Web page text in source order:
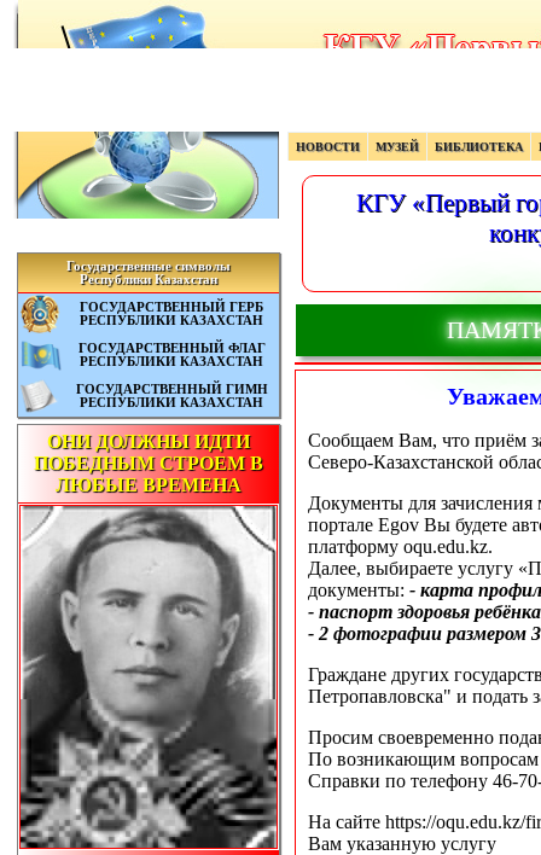
Государственные символы
Республики Казахстан
ГОСУДАРСТВЕННЫЙ ГЕРБ
РЕСПУБЛИКИ КАЗАХСТАН
ГОСУДАРСТВЕННЫЙ ФЛАГ
РЕСПУБЛИКИ КАЗАХСТАН
ГОСУДАРСТВЕННЫЙ ГИМН
РЕСПУБЛИКИ КАЗАХСТАН
ОНИ ДОЛЖНЫ ИДТИ
ПОБЕДНЫМ СТРОЕМ В
ЛЮБЫЕ ВРЕМЕНА
НОВОСТИ МУЗЕЙ БИБЛИОТЕКА
КГУ «Первый
Сообщаем Вам, что приём
Северо-Казахстанской
Документы для зачисления
портале Egov Вы будете
платформу oqu.edu.kz.
Далее, выбираете услугу
документы: - карта
- паспорт здоровья
- 2 фотографии размером
Граждане других
Петропавловска" и подать
Просим своевременно
По возникающим вопросам
Справки по телефону 46-
На сайте https://oqu.edu.kz/
Вам указанную услугу